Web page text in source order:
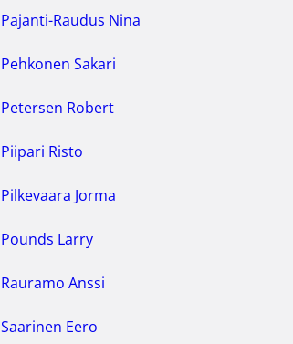
Pajanti-Raudus Nina
Pehkonen Sakari
Petersen Robert
Piipari Risto
Pilkevaara Jorma
Pounds Larry
Rauramo Anssi
Saarinen Eero